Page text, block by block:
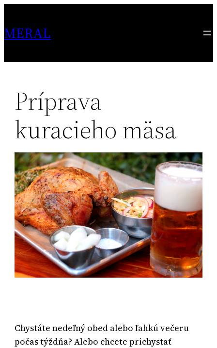
content
MERAL
Príprava
kuracieho mäsa
Chystáte nedeľný obed alebo ľahkú večeru
počas týždňa? Alebo chcete prichystať